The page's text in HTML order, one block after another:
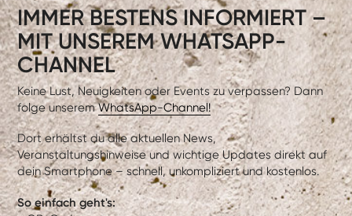
IMMER BESTENS INFORMIERT –
MIT UNSEREM WHATSAPP-
CHANNEL
Keine Lust, Neuigkeiten oder Events zu verpassen? Dann
folge unseremWhatsApp-Channel!
Dort erhältst du alle aktuellen News,
Veranstaltungshinweise und wichtige Updates direkt auf
dein Smartphone – schnell, unkompliziert und kostenlos.
So einfach geht's: